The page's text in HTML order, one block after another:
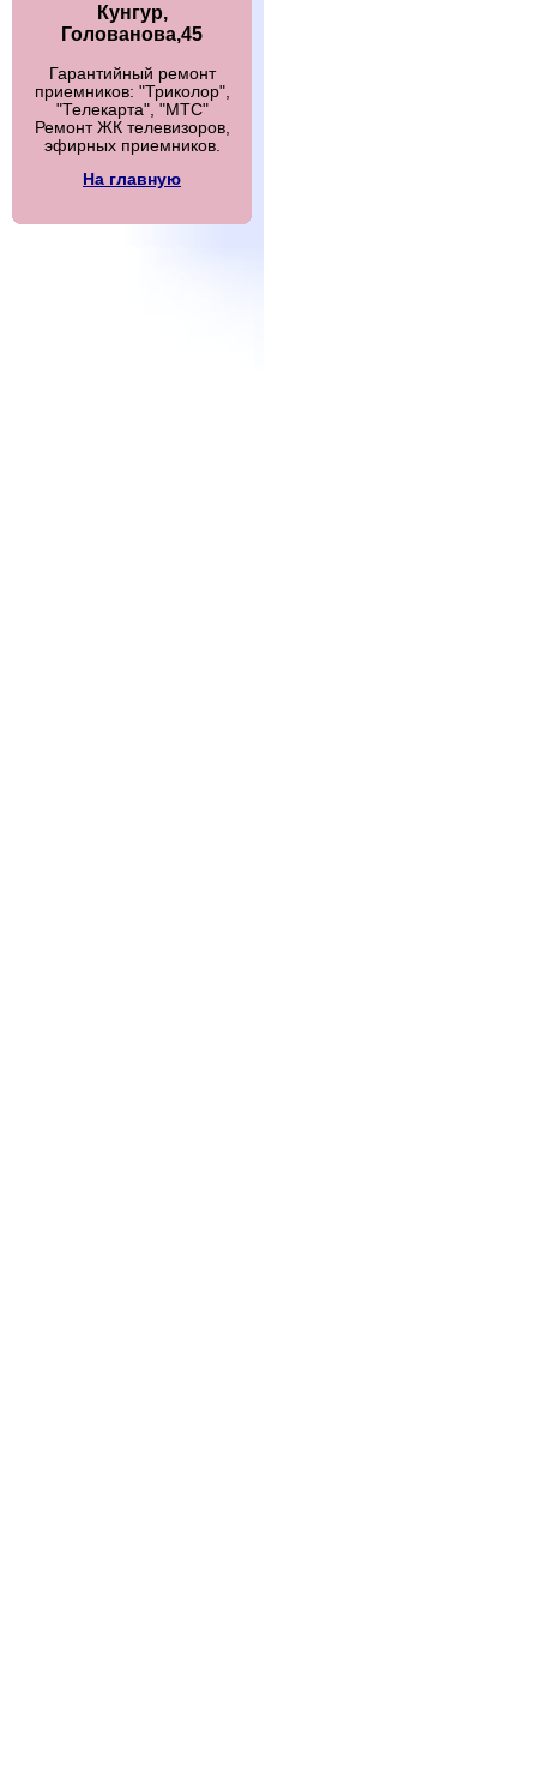
Кунгур,
Голованова,45
Гарантийный ремонт
приемников: "Триколор",
"Телекарта", "МТС"
Ремонт ЖК телевизоров,
эфирных приемников.
На главную